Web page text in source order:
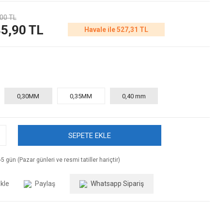
TL
TL Havale ile 527,31 TL
0,30MM 0,35MM 0,40 mm
SEPETE EKLE
gün (Pazar günleri ve resmi tatiller hariçtir)
Paylaş Whatsapp Sipariş